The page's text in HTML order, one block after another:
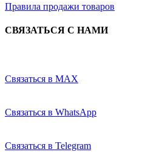
Правила продажи товаров
СВЯЗАТЬСЯ С НАМИ
Связаться в MAX
Связаться в WhatsApp
Связаться в Telegram